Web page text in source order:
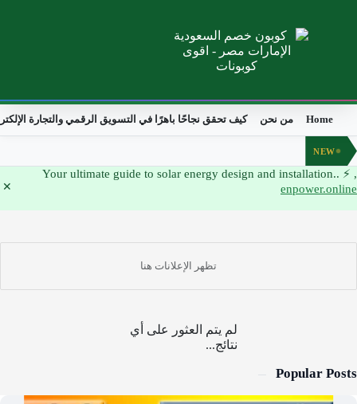
Home من نحن كيف تحقق نجاحًا باهرًا في التسويق الرقمي والتجارة
NEW
, ⚡ Your ultimate guide to solar energy design and installation..
enpower.online
لم يتم العثور على أي
نتائج...
Popular Posts